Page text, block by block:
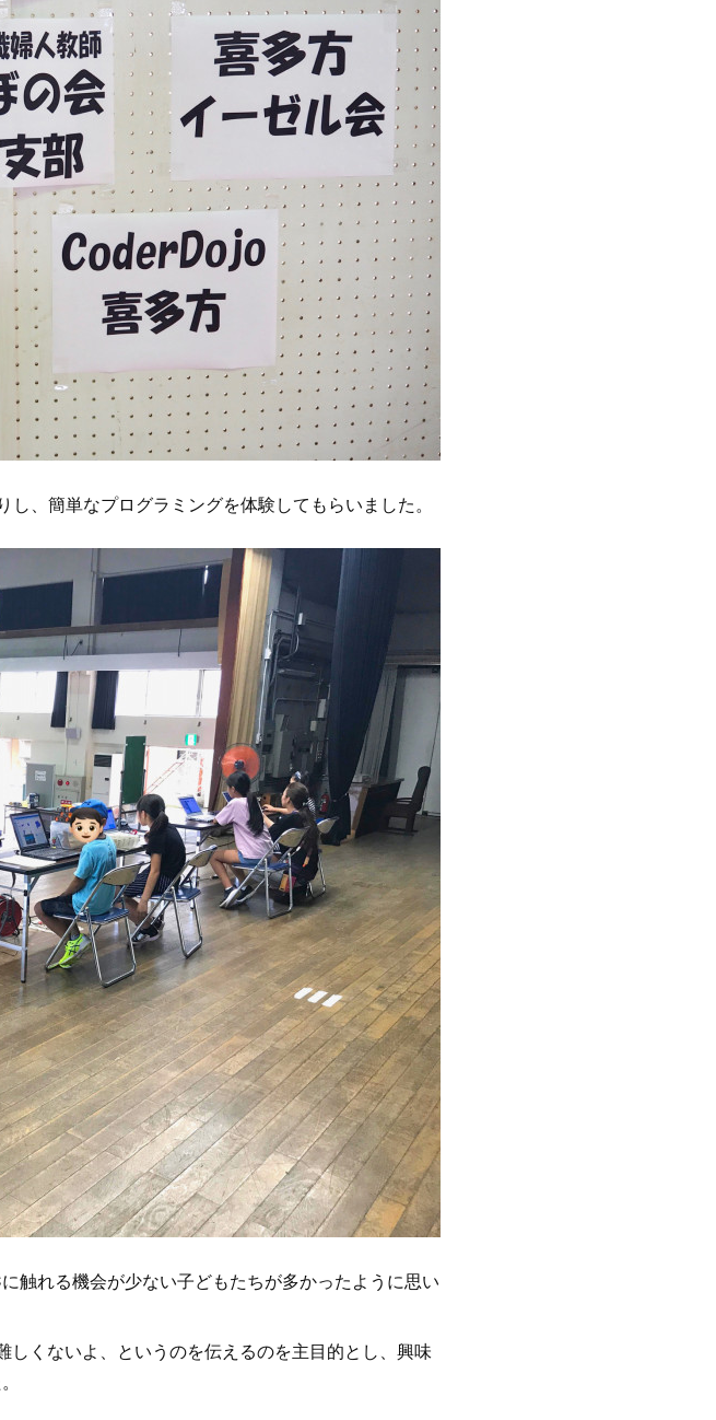
、簡単なプログラミングを体験してもらいました。
触れる機会が少ない子どもたちが多かったように思い
くないよ、というのを伝えるのを主目的とし、興味